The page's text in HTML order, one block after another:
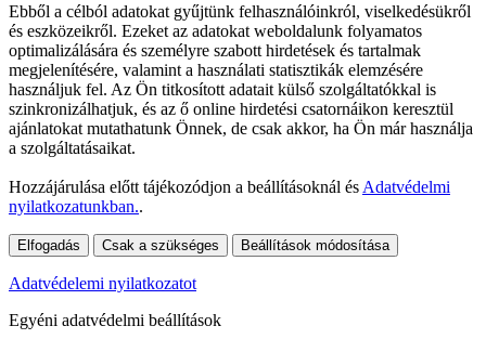
Ebből a célból adatokat gyűjtünk felhasználóinkról, viselkedésükről
és eszközeikről. Ezeket az adatokat weboldalunk folyamatos
optimalizálására és személyre szabott hirdetések és tartalmak
megjelenítésére, valamint a használati statisztikák elemzésére
használjuk fel. Az Ön titkosított adatait külső szolgáltatókkal is
szinkronizálhatjuk, és az ő online hirdetési csatornáikon keresztül
ajánlatokat mutathatunk Önnek, de csak akkor, ha Ön már használja
a szolgáltatásaikat.
Hozzájárulása előtt tájékozódjon a beállításoknál és Adatvédelmi
nyilatkozatunkban..
Elfogadás Csak a szükséges Beállítások módosítása
Adatvédelemi nyilatkozatot
Egyéni adatvédelmi beállítások